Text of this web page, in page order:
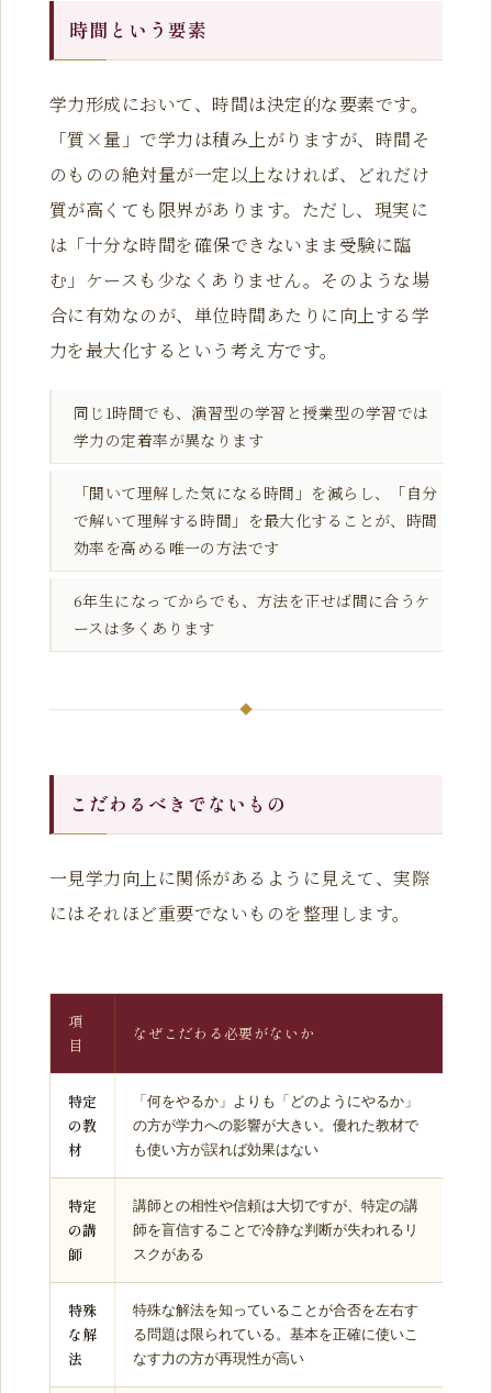
時間という要素
学力形成において、時間は決定的な要素です。
「質×量」で学力は積み上がりますが、時間そ
のものの絶対量が一定以上なければ、どれだけ
質が高くても限界があります。ただし、現実に
は「十分な時間を確保できないまま受験に臨
む」ケースも少なくありません。そのような場
合に有効なのが、単位時間あたりに向上する学
力を最大化するという考え方です。
同じ1時間でも、演習型の学習と授業型の学習では
学力の定着率が異なります
「聞いて理解した気になる時間」を減らし、「自分
で解いて理解する時間」を最大化することが、時間
効率を高める唯一の方法です
6年生になってからでも、方法を正せば間に合うケ
ースは多くあります
こだわるべきでないもの
一見学力向上に関係があるように見えて、実際
にはそれほど重要でないものを整理します。
項
目
なぜこだわる必要がないか
特定
の教
材
「何をやるか」よりも「どのようにやるか」
の方が学力への影響が大きい。優れた教材で
も使い方が誤れば効果はない
特定
の講
師
講師との相性や信頼は大切ですが、特定の講
師を盲信することで冷静な判断が失われるリ
スクがある
特殊
な解
法
特殊な解法を知っていることが合否を左右す
る問題は限られている。基本を正確に使いこ
なす力の方が再現性が高い